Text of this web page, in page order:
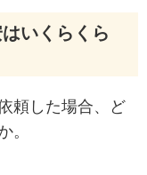
いくらくら
頼した場合、ど
。